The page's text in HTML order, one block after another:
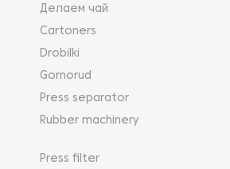
Делаем чай
Cartoners
Drobilki
Gornorud
Press separator
Rubber machinery
Press filter